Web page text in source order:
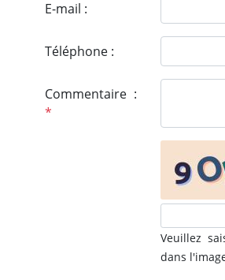
E-mail :
Téléphone :
Commentaire :
*
Veuillez
dans